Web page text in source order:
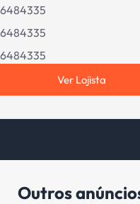
Ver Lojista
Outros